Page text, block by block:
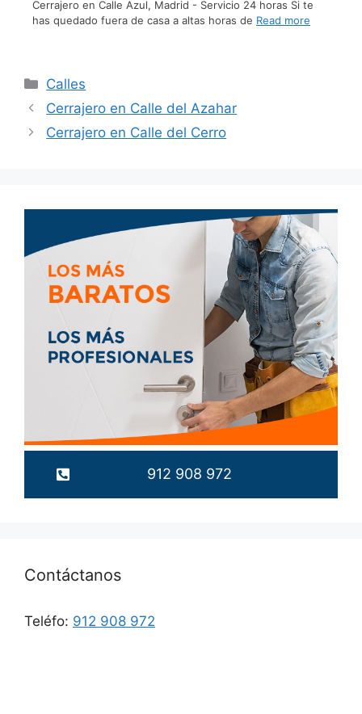
Cerrajero en Calle Azul, Madrid - Servicio 24 horas Si te
has quedado fuera de casa a altas horas de Read more
Calles
Cerrajero en Calle del Azahar
Cerrajero en Calle del Cerro
912 908 972
Contáctanos
Teléfo: 912 908 972